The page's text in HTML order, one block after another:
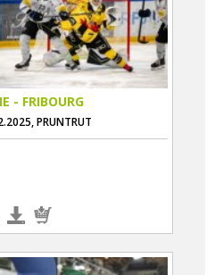
- FRIBOURG
PRUNTRUT